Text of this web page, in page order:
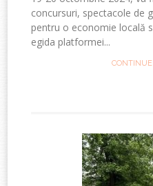
concursuri, spectacole de
pentru o economie locală
egida platformei...